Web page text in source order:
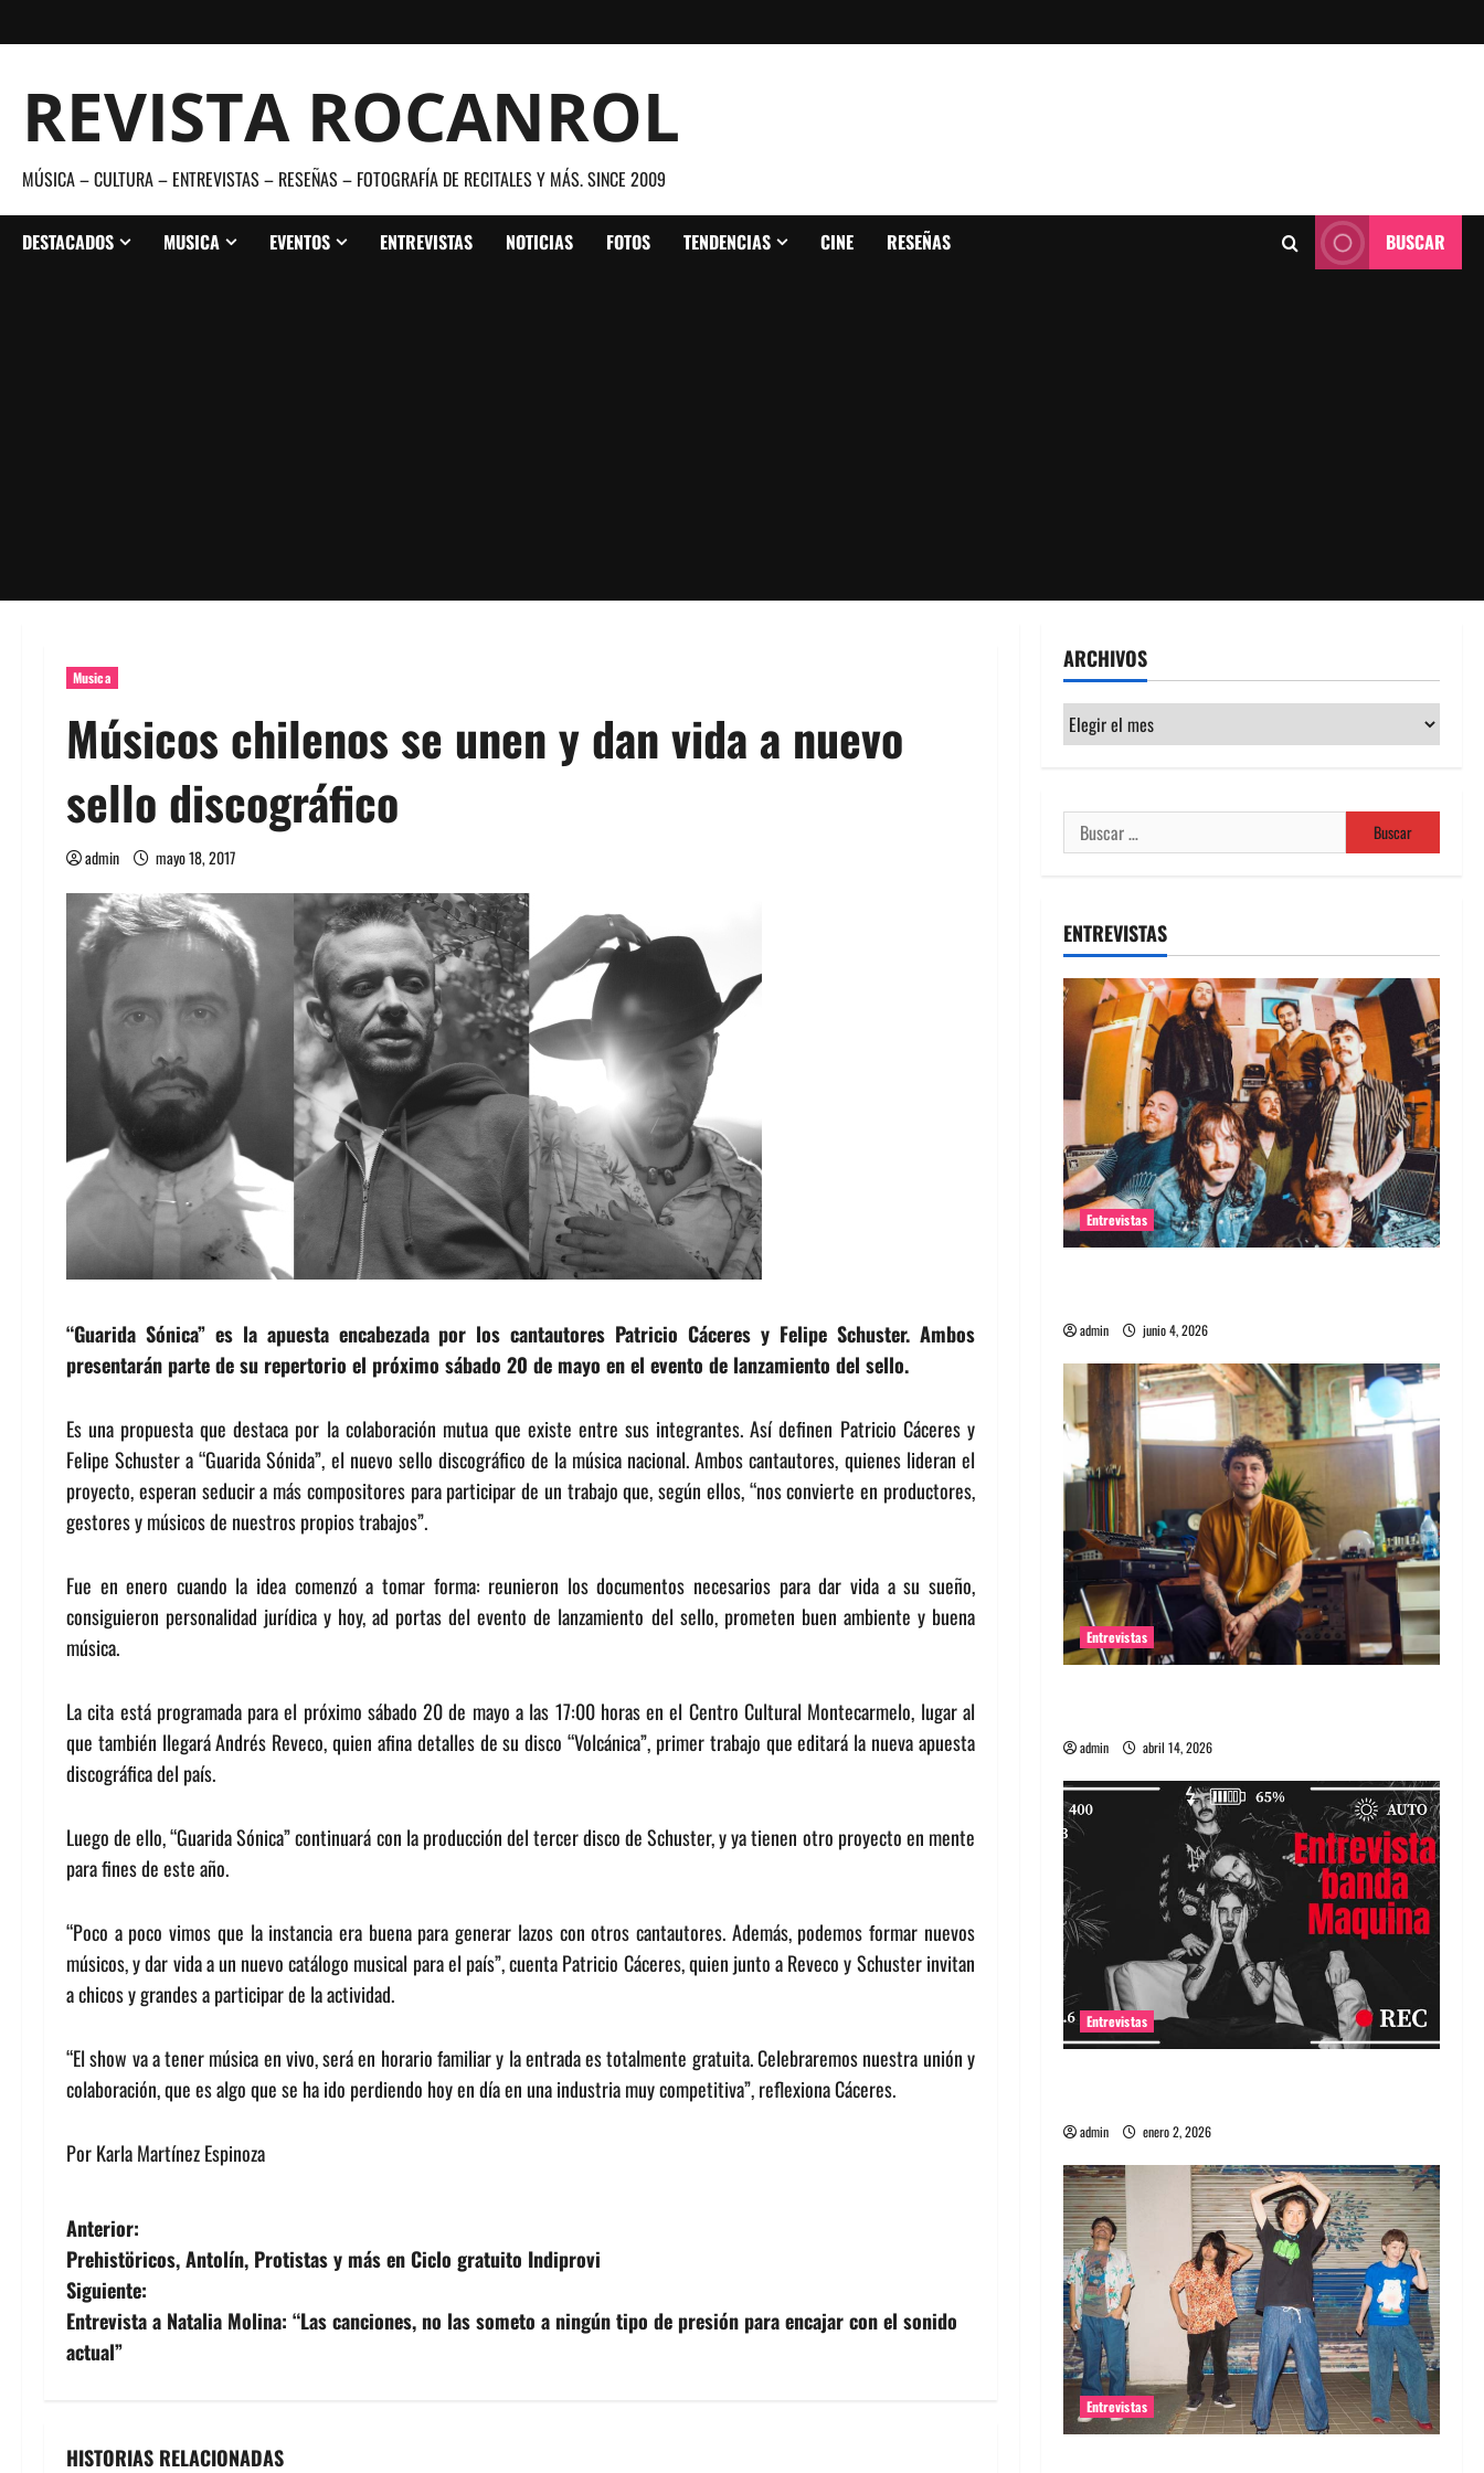
al
REVISTA ROCANROL
MÚSICA – CULTURA – ENTREVISTAS – RESEÑAS – FOTOGRAFÍA DE RECITALES Y MÁS. SINCE 2009
DESTACADOS MUSICA EVENTOS ENTREVISTAS NOTICIAS FOTOS TENDENCIAS CINE RESEÑAS BUSCAR
Musica
Músicos chilenos se unen y dan vida a nuevo
sello discográfico
admin mayo 18, 2017
“Guarida Sónica” es la apuesta encabezada por los cantautores Patricio Cáceres y Felipe Schuster. Ambos
presentarán parte de su repertorio el próximo sábado 20 de mayo en el evento de lanzamiento del sello.
Es una propuesta que destaca por la colaboración mutua que existe entre sus integrantes. Así definen Patricio Cáceres y
Felipe Schuster a “Guarida Sónida”, el nuevo sello discográfico de la música nacional. Ambos cantautores, quienes lideran el
proyecto, esperan seducir a más compositores para participar de un trabajo que, según ellos, “nos convierte en productores,
gestores y músicos de nuestros propios trabajos”.
Fue en enero cuando la idea comenzó a tomar forma: reunieron los documentos necesarios para dar vida a su sueño,
consiguieron personalidad jurídica y hoy, ad portas del evento de lanzamiento del sello, prometen buen ambiente y buena
música.
La cita está programada para el próximo sábado 20 de mayo a las 17:00 horas en el Centro Cultural Montecarmelo, lugar al
que también llegará Andrés Reveco, quien afina detalles de su disco “Volcánica”, primer trabajo que editará la nueva apuesta
discográfica del país.
Luego de ello, “Guarida Sónica” continuará con la producción del tercer disco de Schuster, y ya tienen otro proyecto en mente
para fines de este año.
“Poco a poco vimos que la instancia era buena para generar lazos con otros cantautores. Además, podemos formar nuevos
músicos, y dar vida a un nuevo catálogo musical para el país”, cuenta Patricio Cáceres, quien junto a Reveco y Schuster invitan
a chicos y grandes a participar de la actividad.
“El show va a tener música en vivo, será en horario familiar y la entrada es totalmente gratuita. Celebraremos nuestra unión y
colaboración, que es algo que se ha ido perdiendo hoy en día en una industria muy competitiva”, reflexiona Cáceres.
Por Karla Martínez Espinoza
N
a
v
e
Anterior:
Prehistöricos, Antolín, Protistas y más en Ciclo gratuito Indiprovi
Siguiente:
Entrevista a Natalia Molina: “Las canciones, no las someto a ningún tipo de presión para encajar con el sonido
actual”
HISTORIAS RELACIONADAS
ARCHIVOS
Archivos
Buscar:
ENTREVISTAS
Entrevistas
admin junio 4, 2026
Entrevistas
admin abril 14, 2026
Entrevistas
admin enero 2, 2026
Entrevistas